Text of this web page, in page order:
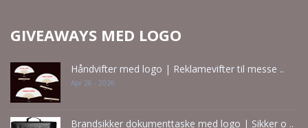
GIVEAWAYS MED LOGO
Håndvifter med logo | Reklamevifter til messe ..
Apr 26 - 2026
Brandsikker dokumenttaske med logo | Sikker o ..